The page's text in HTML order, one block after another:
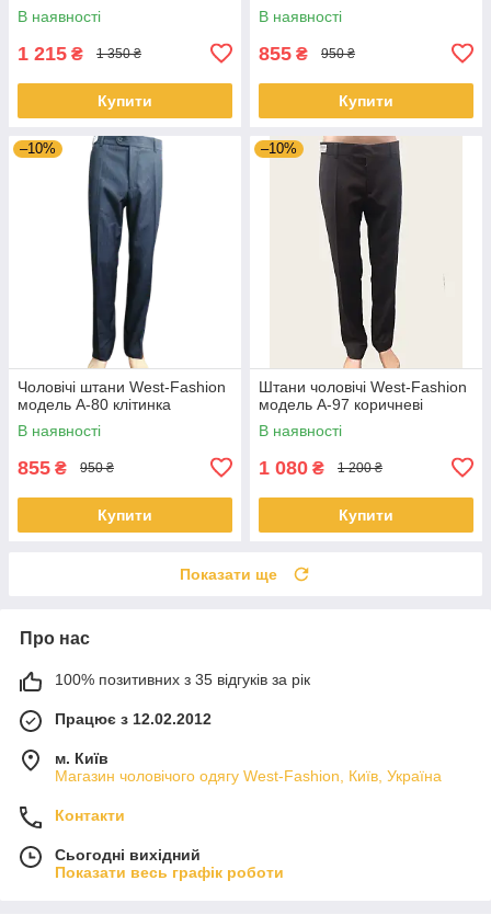
В наявності
1 215 ₴ 1 350 ₴
Купити
В наявності
855 ₴ 950 ₴
Купити
–10%
Чоловічі штани West-Fashion
модель A-80 клітинка
В наявності
855 ₴ 950 ₴
Купити
–10%
Штани чоловічі West-Fashion
модель А-97 коричневі
В наявності
1 080 ₴ 1 200 ₴
Купити
Показати ще
Про нас
100% позитивних з 35 відгуків за рік
Працює з 12.02.2012
м. Київ
Магазин чоловічого одягу West-Fashion, Київ, Україна
Контакти
Сьогодні вихідний
Показати весь графік роботи